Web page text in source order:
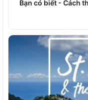
Bạn có biết - Cách